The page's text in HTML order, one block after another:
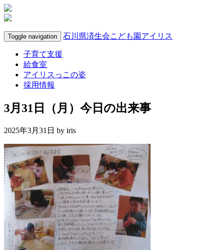
Toggle navigation 石川県済生会こども園アイリス
子育て支援
給食室
アイリスっこの姿
採用情報
3月31日（月）今日の出来事
2025年3月31日 by iris